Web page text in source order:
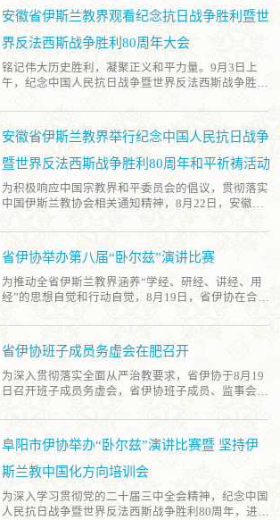
在强化教风建设、规范团体管理、引导正信正行等方
面的实践经验与思考，形成了互学互鉴、共同提高的
良好氛围。 学习班期间，同步召开省伊协七届五次常
务理事会，全面部署全省伊斯兰教界“学法规、守戒
律、重修为、树形象”教育活动，审议并通过《安徽
导班子成员及重点清真寺管委会负责人等60余人参
加。 培训班传达学习了党的二十届四中全会精神和习
近平总书记在中共中央政治局第二十二次集体学习时
的重要讲话精神，学习了各全国性宗教团体发出的
《关于崇俭戒奢、正信正行的倡议》，邀请专家学者
围绕“中国式现代化全面推进中华民族伟大复兴”、新
优秀传统文化的融合路径”等内容进行专题授课，组
织培训学员赴渡江战役纪念馆开展实地教学，重温红
色历史，传承奋斗精神。通过系统学习和现场教学，
学员们进一步增强了国家意识、公民意识、法治意
培训期间还组织召开了“系统推进我国宗教中国化”专
题研讨会，13名培训学员结合我省伊斯兰教发展实际
内涵挖掘等内容进行研讨交流。
安徽省伊斯兰教界观看纪念抗日战争胜利暨世
界反法西斯战争胜利80周年大会
铭记伟大历史胜利，凝聚正义和平力量。9月3日上
午，纪念中国人民抗日战争暨世界反法西斯战争胜利
兰教协会组织全省伊斯兰教界代表人士和信教群众积
极收看大会实况直播，通过大屏幕共同见证这一庄严
神圣的历史时刻，共同接受了一场深刻而生动的爱国
主义教育。 “中华民族伟大复兴势不可挡！人类和平
与发展的崇高事业必将胜利！”习近平总书记的庄严
宣示贯通历史、现在、未来，彰显了中国人民的坚定
意志，气势磅礴、铿锵有力，振奋人心。盛大的阅兵
翱翔，充分展现了新时代人民军队的强军风采和捍卫
国家主权、领土完整的坚强决心。收看过程中，各地
伊斯兰教教职人员及信教群众秩序井然、聚精会神，
认真聆听习近平总书记重要讲话，深刻感悟中国人民
抗日战争在世界反法西斯战争中的重要地位和历史贡
深切感受中国军队作为正义之师、和平之师、人民之
示，通过观看此次纪念大会，思想上受到了强烈震撼
和深刻洗礼，进一步坚定了听党话、跟党走的政治自
觉，激发了深厚的爱国情怀与报国之志，增强了民族
来之不易，必须倍加珍惜，要始终铭记革命先烈浴血
份宝贵的精神财富转化为推动工作的不竭动力。在今
后的工作中，将深入学习贯彻习近平新时代中国特色
社会主义思想，深刻领悟“两个确立”的决定性意义，
增强“四个意识”、坚定“四个自信”、做到“两个维
护”，把强烈的爱国热情和深厚的民族自豪感，切实
安徽省伊斯兰教界举行纪念中国人民抗日战争
暨世界反法西斯战争胜利80周年和平祈祷活动​​
为积极响应中国宗教界和平委员会的倡议，贯彻落实
中国伊斯兰教协会相关通知精神，8月22日，安徽省
界反法西斯战争胜利80周年”和平祈祷活动。 各地清
真寺组织了庄严的升国旗仪式，面对鲜红的五星红
旗，行注目礼、齐唱国歌，进一步激发了穆斯林群众
的爱国之情、报国之志。广大教职人员围绕“铭记历
史、缅怀先烈、珍爱和平、开创未来”的主题，结合
念，深入阐释了珍爱和平、维护和平的历史价值与现
观。部分清真寺还通过举办抗战历史图片展、播放历
史纪录片、组织前往红色革命教育基地和抗战烈士纪
念馆开展爱国主义教育实践活动等方式，生动再现穆
战争暨世界反法西斯战争的历史有了更深入的了解，
惜来之不易的幸福生活，坚决反对一切形式的战争与
暴力，牢固树立“爱国是信仰的一部分”的理念，积极
为国家繁荣、社会和谐与世界和平贡献力量。
省伊协举办第八届“卧尔兹”演讲比赛
为推动全省伊斯兰教界涵养“学经、研经、讲经、用
经”的思想自觉和行动自觉，8月19日，省伊协在合肥
比赛。省伊协班子成员，部分市县伊协、清真寺负责
人和伊斯兰教界人士等50余人现场观摩，省民宗委相
关业务处室、驻部纪检监察组负责人应邀参加活动。
经过全省各地层层选拔脱颖而出的16名优秀代表紧扣
活动主题，围绕“正信正行、服务社会” 的价值导向，
从多个维度对经典教义作出符合时代精神的精彩诠
方向、铸牢中华民族共同体意识，听党话、感党恩、
跟党走的共同心声，充分展现了新时代安徽伊斯兰教
界贯彻落实全面从严治教、积极融入社会发展的精神
风貌。经过激烈角逐和评委现场评分，比赛共产生一
等奖1名、二等奖2名、三等奖3名、优秀奖若干名。
省伊协班子成员务虚会在肥召开
为深入贯彻落实全面从严治教要求，省伊协于8月19
日召开班子成员务虚会，省伊协班子成员、监事会监
议。省民宗委相关业务处室、驻部纪检监察组负责人
应邀到会。 会议认真学习了习近平总书记关于总体国
家安全观的重要论述，传达学习了宗教界全面从严治
教相关会议精神。省伊协班子成员、监事会监事长围
绕系统推进伊斯兰教中国化、全面从严治教、班子成
员履职尽责、宗教团体自身建设、防范化解风险隐患
等方面内容，结合自身工作全面查摆存在问题，深入
阜阳市伊协举办“卧尔兹”演讲比赛暨 坚持伊
斯兰教中国化方向培训会
为深入学习贯彻党的二十届三中全会精神，纪念中国
人民抗日战争暨世界反法西斯战争胜利80周年，进一